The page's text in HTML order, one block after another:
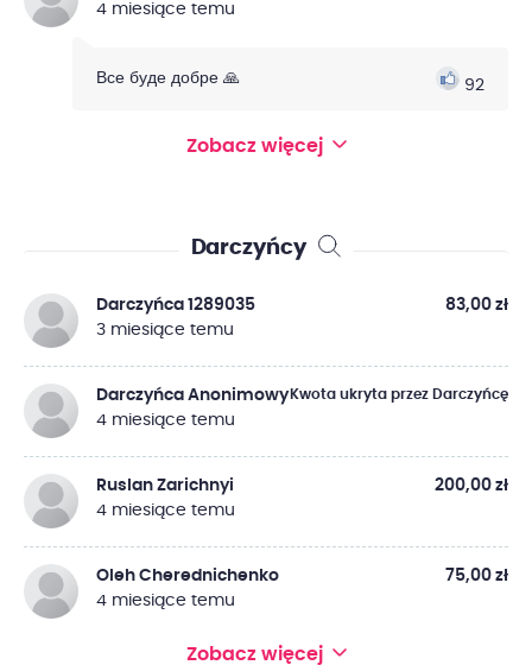
4 miesiące temu
Все буде добре 🙏 92
Zobacz więcej
Darczyńcy
Darczyńca 1289035
3 miesiące temu
83,00 zł
Darczyńca Anonimowy
4 miesiące temu
Kwota ukryta przez Darczyńcę
Ruslan Zarichnyi
4 miesiące temu
200,00 zł
Oleh Cherednichenko
4 miesiące temu
75,00 zł
Zobacz więcej